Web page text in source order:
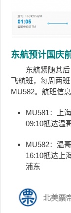
东航预计国庆
东航紧随其
飞航班，每周两
MU582。航班信
MU581：上
09:10抵达温
MU582：温
16:10抵达上
浦东